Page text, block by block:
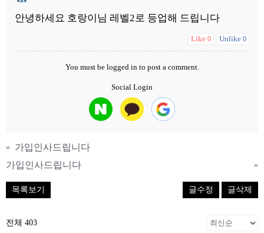
안녕하세요 호랑이님 레벨2로 등업해 드립니다
Like 0 Unlike 0
You must be logged in to post a comment.
Social Login
« 가입인사드립니다
가입인사드립니다
»
목록보기 글수정 글삭제
전체 403